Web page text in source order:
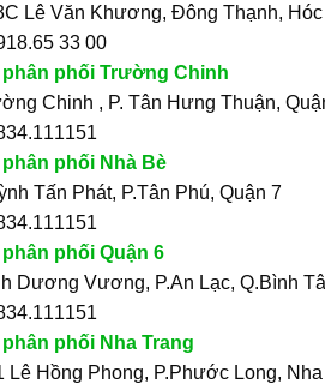
Lê Văn Khương, Đông Thạnh, Hóc
33 00
phân phối Trường Chinh
Chinh , P. Tân Hưng Thuận,
phân phối Nhà Bè
Tấn Phát, P.Tân Phú, Quận 7
phân phối Quận 6
Dương Vương, P.An Lạc, Q.Bình
phân phối Nha Trang
Lê Hồng Phong, P.Phước Long, Nha